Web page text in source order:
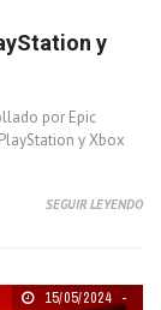
y
por Epic
y Xbox
SEGUIR LEYENDO
15/05/2024